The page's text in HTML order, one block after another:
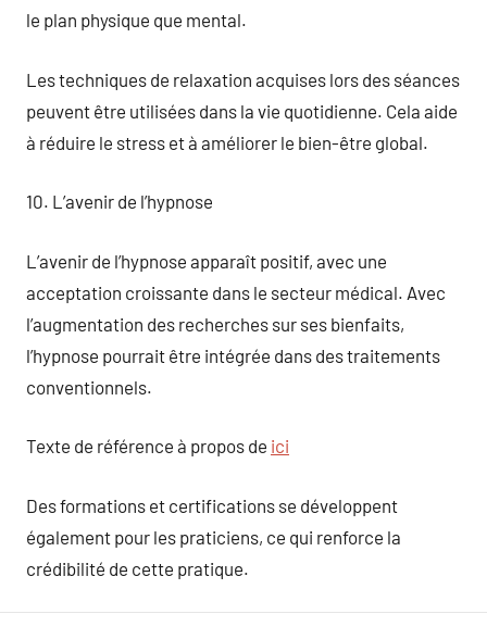
le plan physique que mental.
Les techniques de relaxation acquises lors des séances
peuvent être utilisées dans la vie quotidienne. Cela aide
à réduire le stress et à améliorer le bien-être global.
10. L’avenir de l’hypnose
L’avenir de l’hypnose apparaît positif, avec une
acceptation croissante dans le secteur médical. Avec
l’augmentation des recherches sur ses bienfaits,
l’hypnose pourrait être intégrée dans des traitements
conventionnels.
Texte de référence à propos de ici
Des formations et certifications se développent
également pour les praticiens, ce qui renforce la
crédibilité de cette pratique.